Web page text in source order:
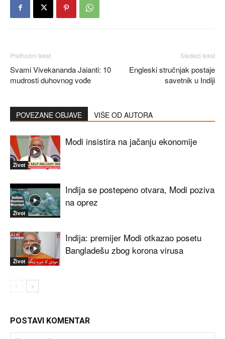
Prethodni tekst
Svami Vivekananda Jaianti: 10
mudrosti duhovnog vođe
Sledeći tekst
Engleski stručnjak postaje
savetnik u Indiji
POVEZANE OBJAVE VIŠE OD AUTORA
Život
Modi insistira na jačanju ekonomije
Život
Indija se postepeno otvara, Modi poziva
na oprez
Život
Indija: premijer Modi otkazao posetu
Bangladešu zbog korona virusa
POSTAVI KOMENTAR